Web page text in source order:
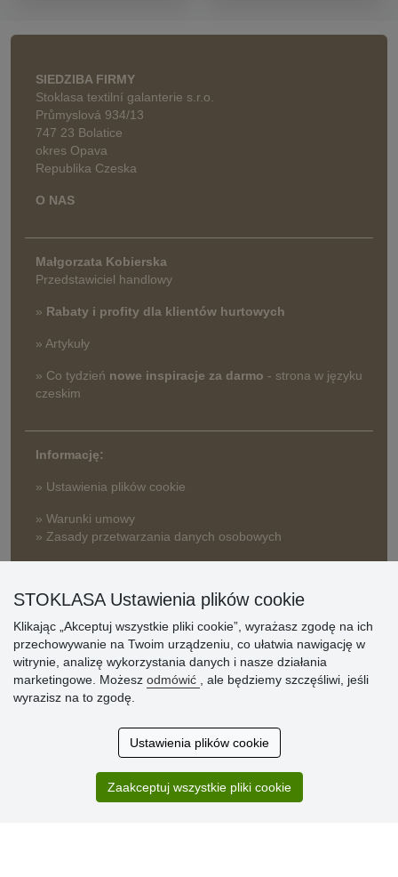
SIEDZIBA FIRMY
Stoklasa textilní galanterie s.r.o.
Průmyslová 934/13
747 23 Bolatice
okres Opava
Republika Czeska
O NAS
Małgorzata Kobierska
Przedstawiciel handlowy
» Rabaty i profity dla klientów hurtowych
» Artykuły
» Co tydzień nowe inspiracje za darmo - strona w języku
czeskim
Informację:
» Ustawienia plików cookie
» Warunki umowy
» Zasady przetwarzania danych osobowych
» Dlaczego należy się zarejestrować?
» Najczęściej zadawane pytania
Ocena
Zakup przebiegł sprawnie. Jestem
zadowolona. Polecam.
STOKLASA Ustawienia plików cookie
Klikając „Akceptuj wszystkie pliki cookie”, wyrażasz zgodę na ich
przechowywanie na Twoim urządzeniu, co ułatwia nawigację w
witrynie, analizę wykorzystania danych i nasze działania
marketingowe. Możesz odmówić
, ale będziemy szczęśliwi, jeśli
wyrazisz na to zgodę.
Ustawienia plików cookie
Zaakceptuj wszystkie pliki cookie